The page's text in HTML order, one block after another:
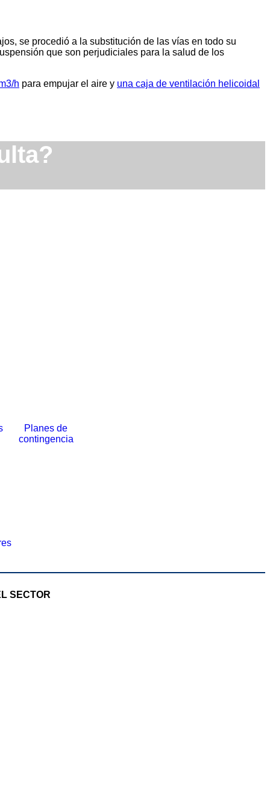
se procedió a la substitución de las vías en todo su
que son perjudiciales para la salud de los
h para empujar el aire y una caja de ventilación helicoidal
Planes de
contingencia
SECTOR